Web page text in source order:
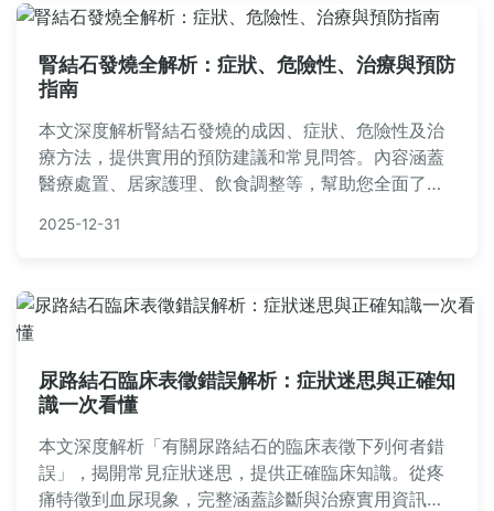
腎結石發燒全解析：症狀、危險性、治療與預防
指南
本文深度解析腎結石發燒的成因、症狀、危險性及治
療方法，提供實用的預防建議和常見問答。內容涵蓋
醫療處置、居家護理、飲食調整等，幫助您全面了解
2025-12-31
尿路結石臨床表徵錯誤解析：症狀迷思與正確知
識一次看懂
本文深度解析「有關尿路結石的臨床表徵下列何者錯
誤」，揭開常見症狀迷思，提供正確臨床知識。從疼
痛特徵到血尿現象，完整涵蓋診斷與治療實用資訊，